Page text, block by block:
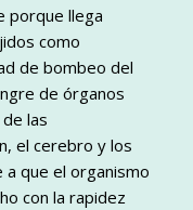
porque llega
como
de bombeo del
de órganos
las
el cerebro y los
que el organismo
con la rapidez